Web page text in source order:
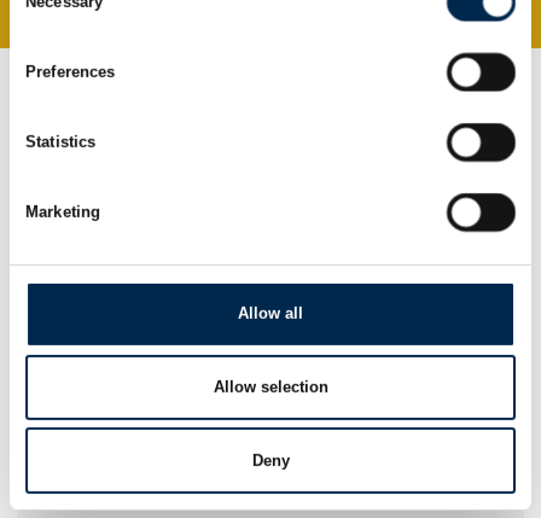
Selection
Preferences
Statistics
Marketing
Allow all
Allow selection
Deny
Gå til hjemmeside
Lokationer
Haverslev, 9610 Nørager, Danmark